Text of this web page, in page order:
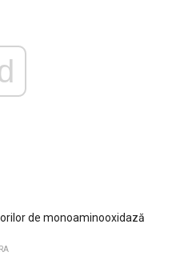
de monoaminooxidază